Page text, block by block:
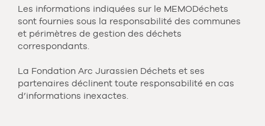
Les informations indiquées sur le MEMODéchets
sont fournies sous la responsabilité des communes
et périmètres de gestion des déchets
correspondants.
La Fondation Arc Jurassien Déchets et ses
partenaires déclinent toute responsabilité en cas
d’informations inexactes.